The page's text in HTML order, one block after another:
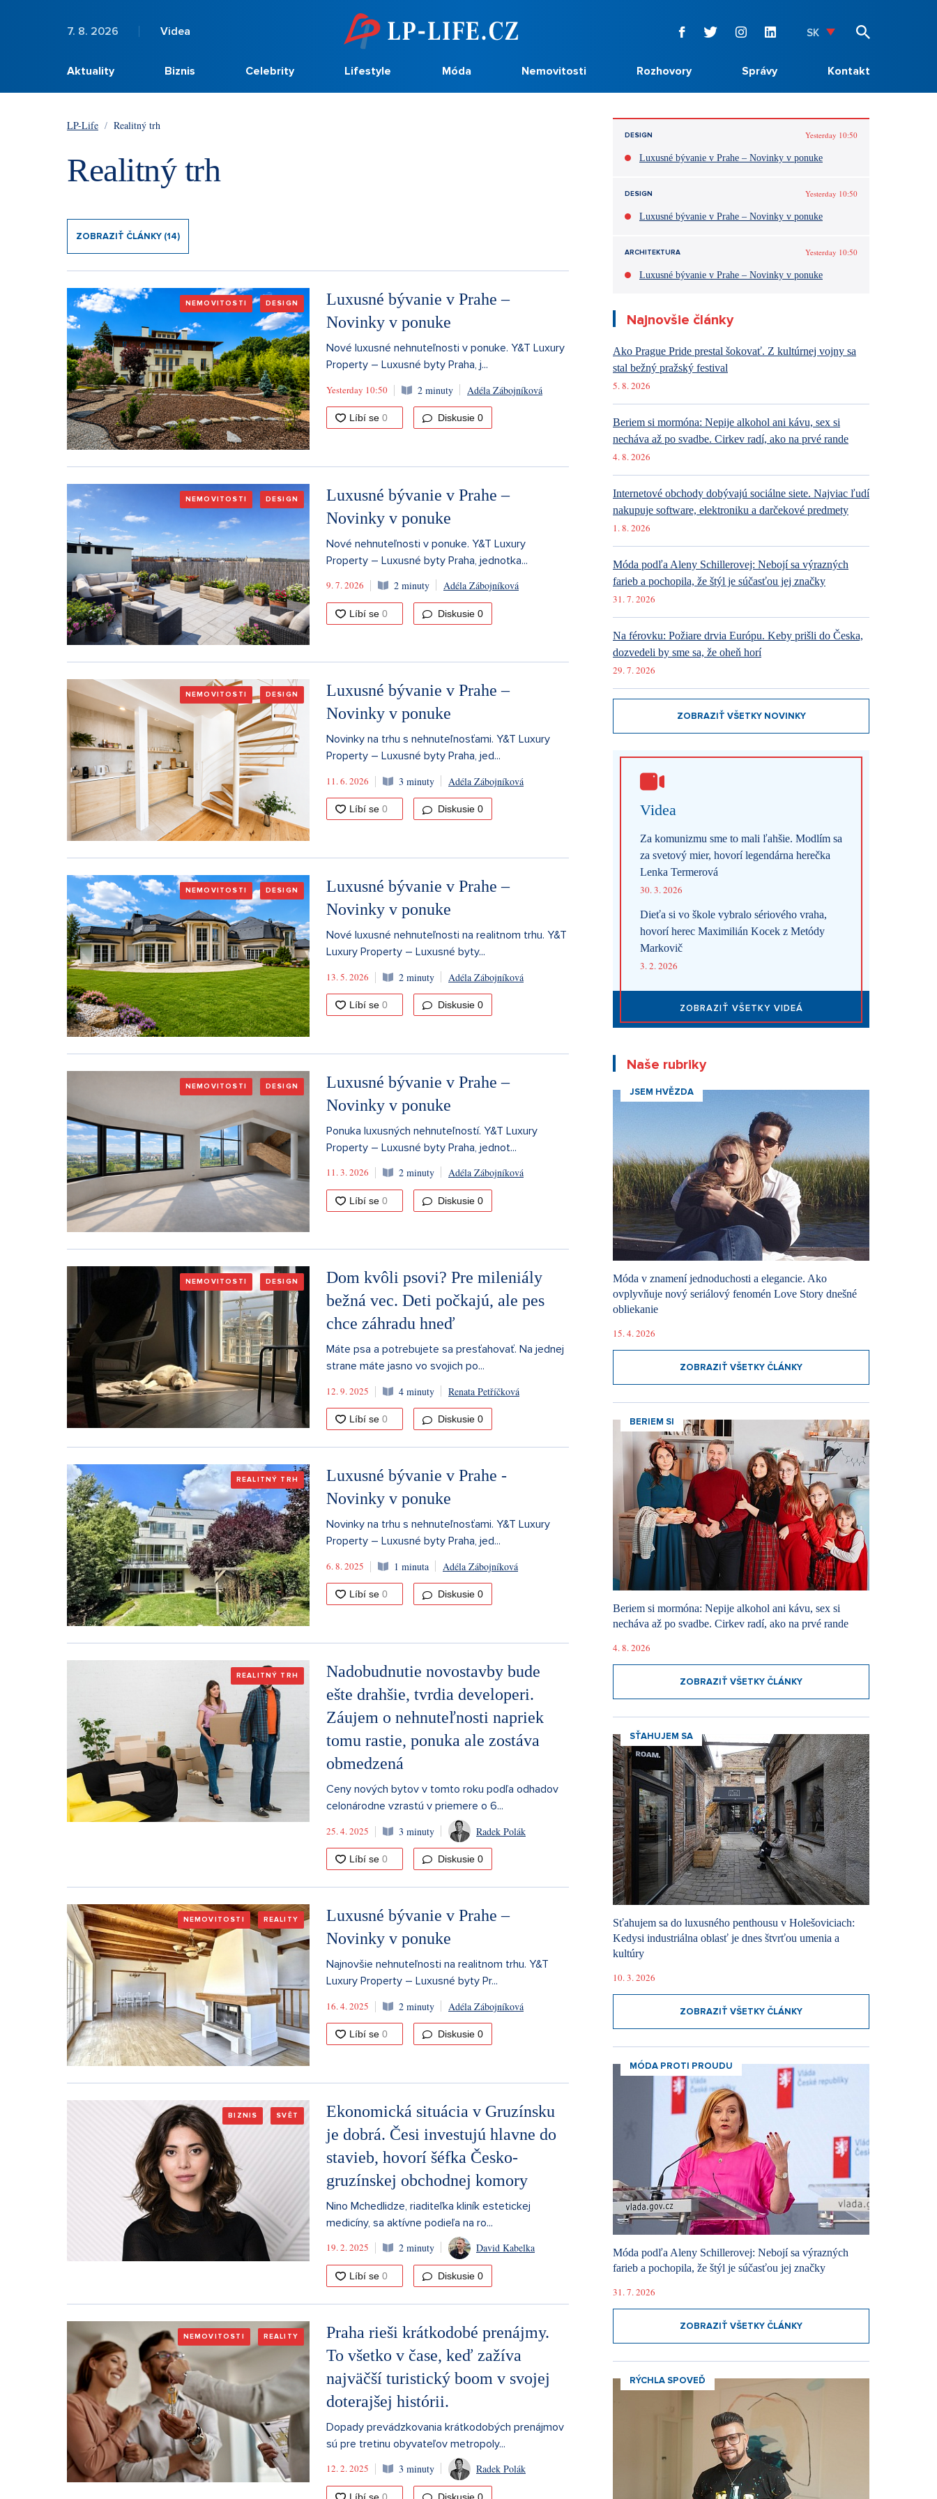
7. 8. 2026 Videa SK
Aktuality Biznis Celebrity Lifestyle Móda Nemovitosti Rozhovory Správy Kontakt
LP-Life / Realitný trh
Realitný trh
ZOBRAZIŤ ČLÁNKY (14)
NEMOVITOSTI DESIGN
Luxusné bývanie v Prahe –
Novinky v ponuke
Nové luxusné nehnuteľnosti v ponuke. Y&T Luxury
Property – Luxusné byty Praha, j...
Yesterday 10:50 2 minuty Adéla Zábojníková
Diskusie 0
NEMOVITOSTI DESIGN
Luxusné bývanie v Prahe –
Novinky v ponuke
Nové nehnuteľnosti v ponuke. Y&T Luxury
Property – Luxusné byty Praha, jednotka...
9. 7. 2026 2 minuty Adéla Zábojníková
Diskusie 0
NEMOVITOSTI DESIGN
Luxusné bývanie v Prahe –
Novinky v ponuke
Novinky na trhu s nehnuteľnosťami. Y&T Luxury
Property – Luxusné byty Praha, jed...
11. 6. 2026 3 minuty Adéla Zábojníková
Diskusie 0
NEMOVITOSTI DESIGN
Luxusné bývanie v Prahe –
Novinky v ponuke
Nové luxusné nehnuteľnosti na realitnom trhu. Y&T
Luxury Property – Luxusné byty...
13. 5. 2026 2 minuty Adéla Zábojníková
Diskusie 0
NEMOVITOSTI DESIGN
Luxusné bývanie v Prahe –
Novinky v ponuke
Ponuka luxusných nehnuteľností. Y&T Luxury
Property – Luxusné byty Praha, jednot...
11. 3. 2026 2 minuty Adéla Zábojníková
Diskusie 0
NEMOVITOSTI DESIGN
Dom kvôli psovi? Pre mileniály
bežná vec. Deti počkajú, ale pes
chce záhradu hneď
Máte psa a potrebujete sa presťahovať. Na jednej
strane máte jasno vo svojich po...
12. 9. 2025 4 minuty Renata Petříčková
Diskusie 0
REALITNÝ TRH
Luxusné bývanie v Prahe -
Novinky v ponuke
Novinky na trhu s nehnuteľnosťami. Y&T Luxury
Property – Luxusné byty Praha, jed...
6. 8. 2025 1 minuta Adéla Zábojníková
Diskusie 0
REALITNÝ TRH
Nadobudnutie novostavby bude
ešte drahšie, tvrdia developeri.
Záujem o nehnuteľnosti napriek
tomu rastie, ponuka ale zostáva
obmedzená
Ceny nových bytov v tomto roku podľa odhadov
celonárodne vzrastú v priemere o 6...
25. 4. 2025 3 minuty Radek Polák
Diskusie 0
NEMOVITOSTI REALITY
Luxusné bývanie v Prahe –
Novinky v ponuke
Najnovšie nehnuteľnosti na realitnom trhu. Y&T
Luxury Property – Luxusné byty Pr...
16. 4. 2025 2 minuty Adéla Zábojníková
Diskusie 0
BIZNIS SVĚT
Ekonomická situácia v Gruzínsku
je dobrá. Česi investujú hlavne do
stavieb, hovorí šéfka Česko-
gruzínskej obchodnej komory
Nino Mchedlidze, riaditeľka kliník estetickej
medicíny, sa aktívne podieľa na ro...
19. 2. 2025 2 minuty David Kabelka
Diskusie 0
NEMOVITOSTI REALITY
Praha rieši krátkodobé prenájmy.
To všetko v čase, keď zažíva
najväčší turistický boom v svojej
doterajšej histórii.
Dopady prevádzkovania krátkodobých prenájmov
sú pre tretinu obyvateľov metropoly...
12. 2. 2025 3 minuty Radek Polák
Diskusie 0
DESIGN Yesterday 10:50
Luxusné bývanie v Prahe – Novinky v ponuke
DESIGN Yesterday 10:50
Luxusné bývanie v Prahe – Novinky v ponuke
ARCHITEKTURA Yesterday 10:50
Luxusné bývanie v Prahe – Novinky v ponuke
Najnovšie články
Ako Prague Pride prestal šokovať. Z kultúrnej vojny sa
stal bežný pražský festival
5. 8. 2026
Beriem si mormóna: Nepije alkohol ani kávu, sex si
necháva až po svadbe. Cirkev radí, ako na prvé rande
4. 8. 2026
Internetové obchody dobývajú sociálne siete. Najviac ľudí
nakupuje software, elektroniku a darčekové predmety
1. 8. 2026
Móda podľa Aleny Schillerovej: Nebojí sa výrazných
farieb a pochopila, že štýl je súčasťou jej značky
31. 7. 2026
Na férovku: Požiare drvia Európu. Keby prišli do Česka,
dozvedeli by sme sa, že oheň horí
29. 7. 2026
ZOBRAZIŤ VŠETKY NOVINKY
Videa
Za komunizmu sme to mali ľahšie. Modlím sa
za svetový mier, hovorí legendárna herečka
Lenka Termerová
30. 3. 2026
Dieťa si vo škole vybralo sériového vraha,
hovorí herec Maximilián Kocek z Metódy
Markovič
3. 2. 2026
ZOBRAZIŤ VŠETKY VIDEÁ
Naše rubriky
JSEM HVĚZDA
Móda v znamení jednoduchosti a elegancie. Ako
ovplyvňuje nový seriálový fenomén Love Story dnešné
obliekanie
15. 4. 2026
ZOBRAZIŤ VŠETKY ČLÁNKY
BERIEM SI
Beriem si mormóna: Nepije alkohol ani kávu, sex si
necháva až po svadbe. Cirkev radí, ako na prvé rande
4. 8. 2026
ZOBRAZIŤ VŠETKY ČLÁNKY
SŤAHUJEM SA
Sťahujem sa do luxusného penthousu v Holešoviciach:
Kedysi industriálna oblasť je dnes štvrťou umenia a
kultúry
10. 3. 2026
ZOBRAZIŤ VŠETKY ČLÁNKY
MÓDA PROTI PROUDU
Móda podľa Aleny Schillerovej: Nebojí sa výrazných
farieb a pochopila, že štýl je súčasťou jej značky
31. 7. 2026
ZOBRAZIŤ VŠETKY ČLÁNKY
RÝCHLA SPOVEĎ